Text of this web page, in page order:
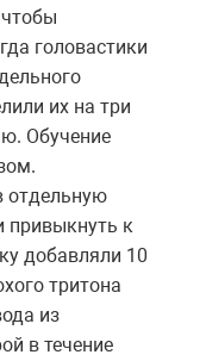
головастики
их на три
Обучение
отдельную
привыкнуть к
добавляли 10
тритона
из
в течение